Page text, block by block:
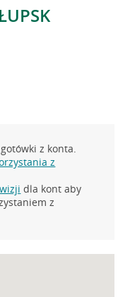
z konta.
z
dla kont aby
z